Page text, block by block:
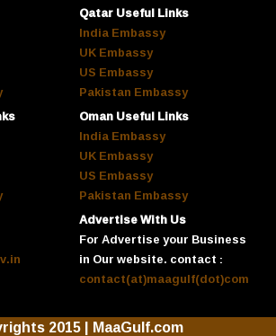
Qatar Useful Links
India Embassy
UK Embassy
US Embassy
Pakistan Embassy
Oman Useful Links
India Embassy
UK Embassy
US Embassy
Pakistan Embassy
Advertise With Us
For Advertise your Business
in Our website. contact :
contact(at)maagulf(dot)com
2015 | MaaGulf.com